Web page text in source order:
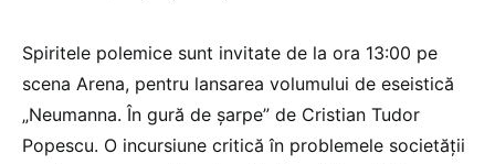
Spiritele polemice sunt invitate de la ora 13:00 pe
scena Arena, pentru lansarea volumului de eseistică
„Neumanna. În gură de șarpe” de Cristian Tudor
Popescu. O incursiune critică în problemele societății